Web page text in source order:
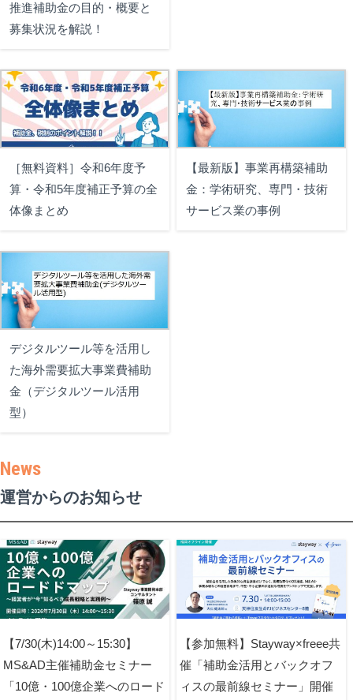
推進補助金の目的・概要と
募集状況を解説！
［無料資料］令和6年度予
算・令和5年度補正予算の全
体像まとめ
【最新版】事業再構築補助
金：学術研究、専門・技術
サービス業の事例
デジタルツール等を活用し
た海外需要拡大事業費補助
金（デジタルツール活用
型）
運営からのお知らせ
【7/30(木)14:00～15:30】
MS&AD主催補助金セミナー
「10億・100億企業へのロード
【参加無料】Stayway×freee共
催「補助金活用とバックオフ
ィスの最前線セミナー」開催